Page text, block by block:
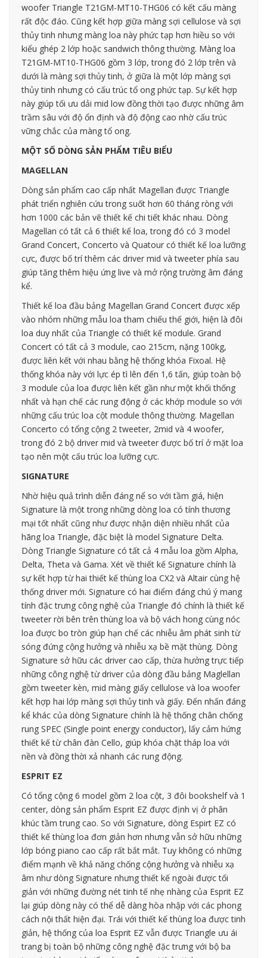
woofer Triangle T21GM-MT10-THG06 có kết cấu màng
rất độc đáo. Cũng kết hợp giữa màng sợi cellulose và sợi
thủy tinh nhưng màng loa này phức tạp hơn hiều so với
kiểu ghép 2 lớp hoặc sandwich thông thường. Màng loa
T21GM-MT10-THG06 gồm 3 lớp, trong đó 2 lớp trên và
dưới là màng sợi thủy tinh, ở giữa là một lớp màng sợi
thủy tinh nhưng có cấu trúc tổ ong phức tạp. Sự kết hợp
này giúp tối ưu dải mid low đồng thời tạo được những âm
trầm sâu với độ ổn định và độ động cao nhờ cấu trúc
vững chắc của màng tổ ong.
MỘT SỐ DÒNG SẢN PHẨM TIÊU BIỂU
MAGELLAN
Dòng sản phẩm cao cấp nhất Magellan được Triangle
phát triển nghiên cứu trong suốt hơn 60 tháng ròng với
hơn 1000 các bản vẽ thiết kế chi tiết khác nhau. Dòng
Magellan có tất cả 6 thiết kế loa, trong đó có 3 model
Grand Concert, Concerto và Quatour có thiết kế loa lưỡng
cực, được bố trí thêm các driver mid và tweeter phía sau
giúp tăng thêm hiệu ứng live và mở rộng trường âm đáng
kể.
Thiết kế loa đầu bảng Magellan Grand Concert được xếp
vào nhóm những mẫu loa tham chiếu thế giới, hiện là đôi
loa duy nhất của Triangle có thiết kế module. Grand
Concert có tất cả 3 module, cao 215cm, nặng 100kg,
được liên kết với nhau bằng hệ thống khóa Fixoal. Hệ
thống khóa này với lực ép tì lên đến 1,6 tấn, giúp toàn bộ
3 module của loa được liên kết gần như một khối thống
nhất và hạn chế các rung động ở các khớp module so với
những cấu trúc loa cột module thông thường. Magellan
Concerto có tổng cộng 2 tweeter, 2mid và 4 woofer,
trong đó 2 bộ driver mid và tweeter được bố trí ở mặt loa
tạo nên một cấu trúc loa lưỡng cực.
SIGNATURE
Nhờ hiệu quả trình diễn đáng nể so với tầm giá, hiện
Signature là một trong những dòng loa có tính thương
mại tốt nhất cũng như được nhận diện nhiều nhất của
hãng loa Triangle, đặc biệt là model Signature Delta.
Dòng Triangle Signature có tất cả 4 mẫu loa gồm Alpha,
Delta, Theta và Gama. Xét về thiết kế Signature chính là
sự kết hợp từ hai thiết kế thùng loa CX2 và Altair cùng hệ
thống driver mới. Signature có hai điểm đáng chú ý mang
tính đặc trưng công nghệ của Triangle đó chính là thiết kế
tweeter rời bên trên thùng loa và bộ vách hong cùng nóc
loa được bo tròn giúp hạn chế các nhiễu âm phát sinh từ
sóng đứng cộng hưởng và nhiễu xạ bề mặt thùng. Dòng
Signature sở hữu các driver cao cấp, thừa hưởng trực tiếp
những công nghệ từ driver của dòng đầu bảng Maglellan
gồm tweeter kèn, mid màng giấy cellulose và loa woofer
kết hợp hai lớp màng sợi thủy tinh và giấy. Đến nhấn đáng
kể khác của dòng Signature chính là hệ thống chân chống
rung SPEC (Single point energy conductor), lấy cảm hứng
thiết kế từ chân đàn Cello, giúp khóa chặt tháp loa với
nền và đồng thời xả nhanh các rung động.
ESPRIT EZ
Có tổng cộng 6 model gồm 2 loa cột, 3 đôi bookshelf và 1
center, dòng sản phẩm Esprit EZ được định vị ở phân
khúc tầm trung cao. So với Signature, dòng Espirt EZ có
thiết kế thùng loa đơn giản hơn nhưng vẫn sở hữu những
lớp bóng piano cao cấp rất bắt mắt. Tuy không có những
điểm mạnh về khả năng chống cộng hưởng và nhiễu xạ
âm như dòng Signature nhưng thiết kế ngoài được tối
giản với những đường nét tinh tế nhẹ nhàng của Esprit EZ
lại giúp dòng này có thể dễ dàng hòa nhập với các phong
cách nội thất hiện đại. Trái với thiết kế thùng loa được tinh
giản, hệ thống của loa Esprit EZ vẫn được Triangle ưu ái
trang bị toàn bộ những công nghệ đặc trưng với bộ ba